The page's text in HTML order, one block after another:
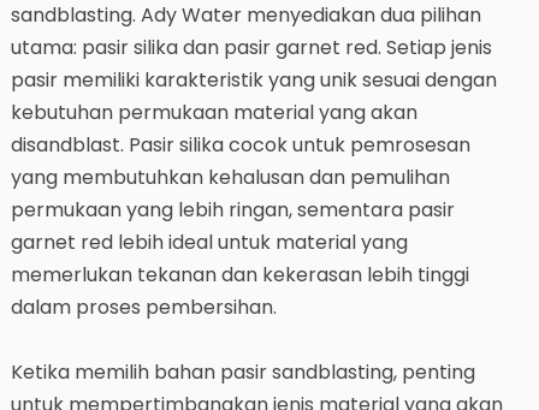
sandblasting. Ady Water menyediakan dua pilihan
utama: pasir silika dan pasir garnet red. Setiap jenis
pasir memiliki karakteristik yang unik sesuai dengan
kebutuhan permukaan material yang akan
disandblast. Pasir silika cocok untuk pemrosesan
yang membutuhkan kehalusan dan pemulihan
permukaan yang lebih ringan, sementara pasir
garnet red lebih ideal untuk material yang
memerlukan tekanan dan kekerasan lebih tinggi
dalam proses pembersihan.
Ketika memilih bahan pasir sandblasting, penting